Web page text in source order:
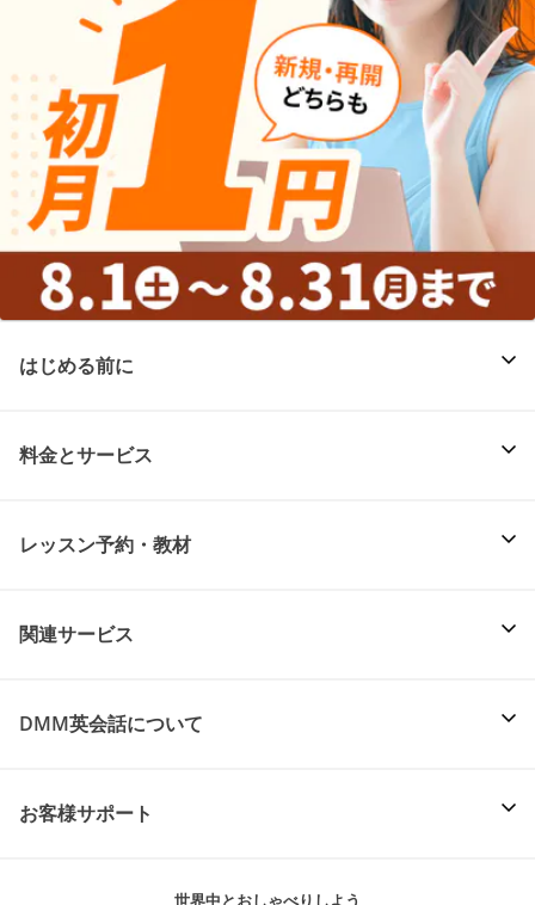
はじめる前に
料金とサービス
レッスン予約・教材
関連サービス
DMM英会話について
お客様サポート
世界中とおしゃべりしよう